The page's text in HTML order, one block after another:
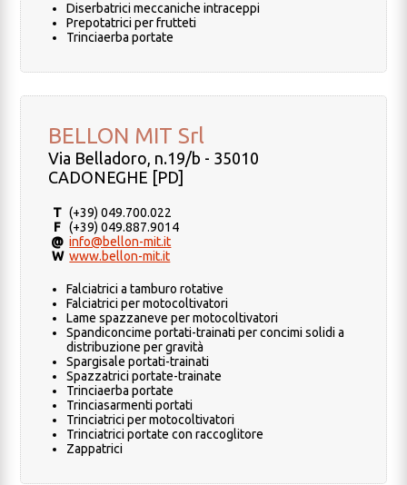
Diserbatrici meccaniche intraceppi
Prepotatrici per frutteti
Trinciaerba portate
BELLON MIT Srl
Via Belladoro, n.19/b - 35010
CADONEGHE [PD]
T (+39) 049.700.022
F (+39) 049.887.9014
@ info@bellon-mit.it
W www.bellon-mit.it
Falciatrici a tamburo rotative
Falciatrici per motocoltivatori
Lame spazzaneve per motocoltivatori
Spandiconcime portati-trainati per concimi solidi a
distribuzione per gravità
Spargisale portati-trainati
Spazzatrici portate-trainate
Trinciaerba portate
Trinciasarmenti portati
Trinciatrici per motocoltivatori
Trinciatrici portate con raccoglitore
Zappatrici